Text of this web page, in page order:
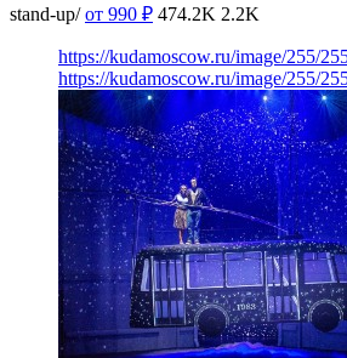
stand-up/ от 990 ₽ 474.2K 2.2K
https://kudamoscow.ru/image/255/
https://kudamoscow.ru/image/255/